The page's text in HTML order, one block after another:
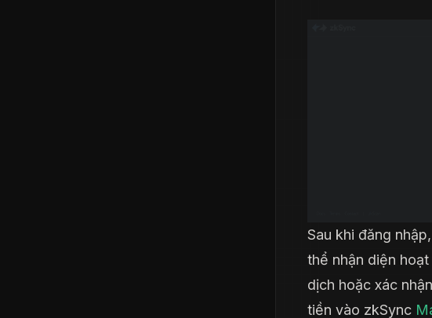
Sau khi đăng
thể nhận diện
dịch hoặc xác
tiền vào zkSync